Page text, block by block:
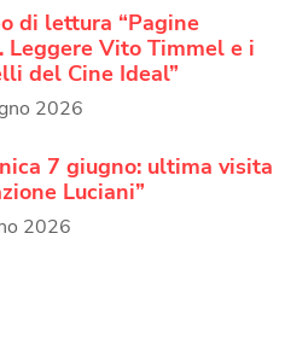
di lettura “Pagine
Leggere Vito Timmel e i
del Cine Ideal”
2026
7 giugno: ultima visita
Luciani”
2026